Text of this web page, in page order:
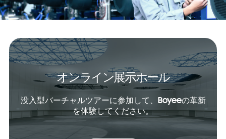
オンライン展示ホール
没入型バーチャルツアーに参加して、Boyeeの革新
を体験してください。